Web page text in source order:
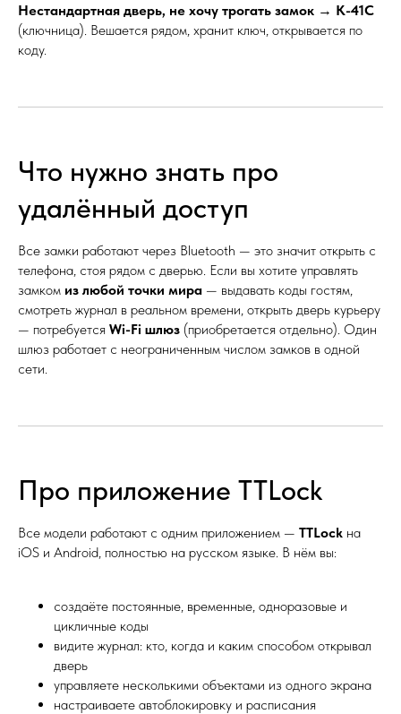
Нестандартная дверь, не хочу трогать замок → К-41С
(ключница). Вешается рядом, хранит ключ, открывается по
коду.
Что нужно знать про
удалённый доступ
Все замки работают через Bluetooth — это значит открыть с
телефона, стоя рядом с дверью. Если вы хотите управлять
замком из любой точки мира — выдавать коды гостям,
смотреть журнал в реальном времени, открыть дверь курьеру
— потребуется Wi-Fi шлюз (приобретается отдельно). Один
шлюз работает с неограниченным числом замков в одной
сети.
Про приложение TTLock
Все модели работают с одним приложением — TTLock на
iOS и Android, полностью на русском языке. В нём вы:
создаёте постоянные, временные, одноразовые и
цикличные коды
видите журнал: кто, когда и каким способом открывал
дверь
управляете несколькими объектами из одного экрана
настраиваете автоблокировку и расписания